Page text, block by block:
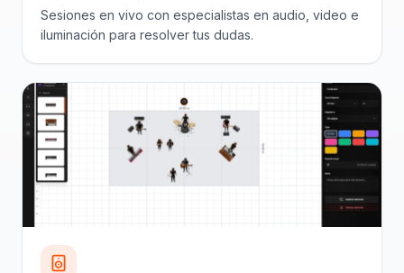
Sesiones en vivo con especialistas en audio, video e
iluminación para resolver tus dudas.